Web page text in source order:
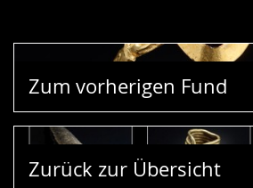
Zum vorherigen Fund
Zurück zur Übersicht